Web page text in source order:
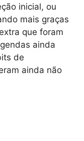
inicial, ou
mais graças
que foram
ainda
de
ainda não